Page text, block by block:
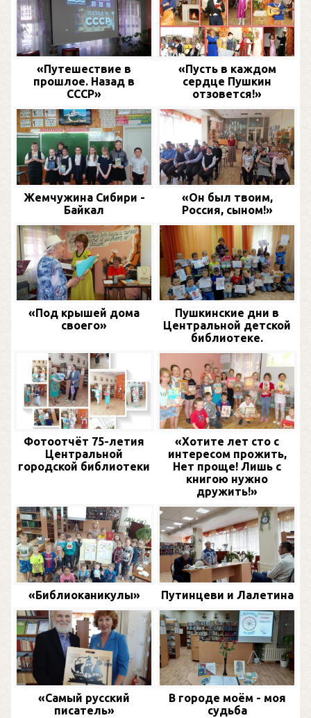
«Путешествие в
прошлое. Назад в
СССР»
«Пусть в каждом
сердце Пушкин
отзовется!»
Жемчужина Сибири -
Байкал
«Он был твоим,
Россия, сыном!»
«Под крышей дома
своего»
Пушкинские дни в
Центральной детской
библиотеке.
Фотоотчёт 75-летия
Центральной
городской библиотеки
«Хотите лет сто с
интересом прожить,
Нет проще! Лишь с
книгою нужно
дружить!»
«Библиоканикулы» Путинцеви и Лалетина
«Самый русский
писатель»
В городе моём - моя
судьба